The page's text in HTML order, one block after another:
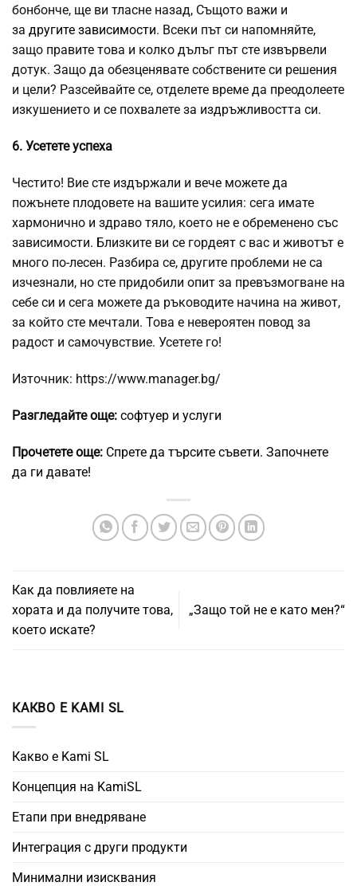
бонбонче, ще ви тласне назад, Същото важи и
за другите зависимости. Всеки път си напомняйте,
защо правите това и колко дълъг път сте извървели
дотук. Защо да обезценявате собствените си решения
и цели? Разсейвайте се, отделете време да преодолеете
изкушението и се похвалете за издръжливостта си.
6. Усетете успеха
Честито! Вие сте издържали и вече можете да
пожънете плодовете на вашите усилия: сега имате
хармонично и здраво тяло, което не е обременено със
зависимости. Близките ви се гордеят с вас и животът е
много по-лесен. Разбира се, другите проблеми не са
изчезнали, но сте придобили опит за превъзмогване на
себе си и сега можете да ръководите начина на живот,
за който сте мечтали. Това е невероятен повод за
радост и самочувствие. Усетете го!
Източник: https://www.manager.bg/
Разгледайте още: софтуер и услуги
Прочетете още: Спрете да търсите съвети. Започнете
да ги давате!
Как да повлияете на
хората и да получите това,
което искате?
„Защо той не е като мен?“
КАКВО Е KAMI SL
Какво е Kami SL
Концепция на KamiSL
Етапи при внедряване
Интеграция с други продукти
Минимални изисквания